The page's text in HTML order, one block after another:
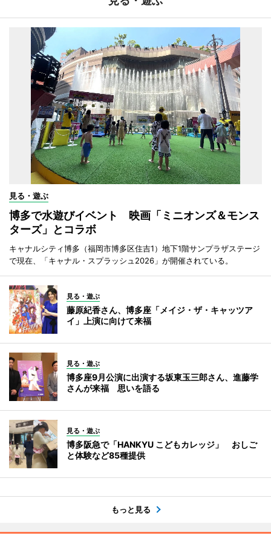
見る・遊ぶ
博多で水遊びイベント 映画「ミニオンズ＆モンス
ターズ」とコラボ
キャナルシティ博多（福岡市博多区住吉1）地下1階サンプラザステージ
で現在、「キャナル・スプラッシュ2026」が開催されている。
見る・遊ぶ
藤原紀香さん、博多座「メイジ・ザ・キャッツア
イ」上演に向けて来福
見る・遊ぶ
博多座9月公演に出演する坂東玉三郎さん、進藤学
さんが来福 思いを語る
見る・遊ぶ
博多阪急で「HANKYU こどもカレッジ」 おしご
と体験など85種提供
もっと見る